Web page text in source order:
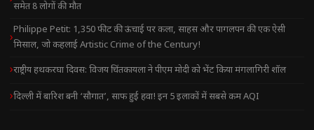
समेत 8 लोगों की मौत
Philippe Petit: 1,350 फीट की ऊंचाई पर कला, साहस और पागलपन की एक ऐसी
मिसाल, जो कहलाई Artistic Crime of the Century!
राष्ट्रीय हथकरघा दिवस: विजय चिंतकायला ने पीएम मोदी को भेंट किया मंगलागिरी शॉल
दिल्ली में बारिश बनी ‘सौगात’, साफ हुई हवा! इन 5 इलाकों में सबसे कम AQI